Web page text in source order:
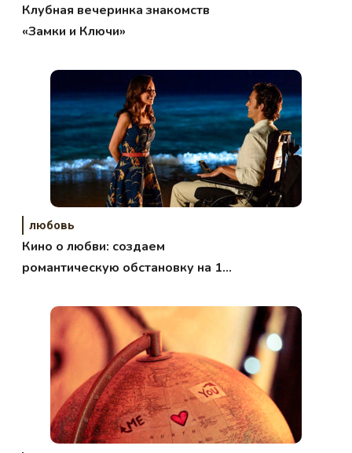
Клубная вечеринка знакомств
«Замки и Ключи»
любовь
Кино о любви: создаем
романтическую обстановку на 14